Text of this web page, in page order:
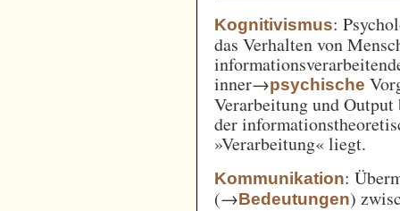
Kognitivismus:
das Verhalten von
inner→psychische
Verarbeitung und
der
»Verarbeitung« liegt.
Kommunikation:
(→Bedeutungen)